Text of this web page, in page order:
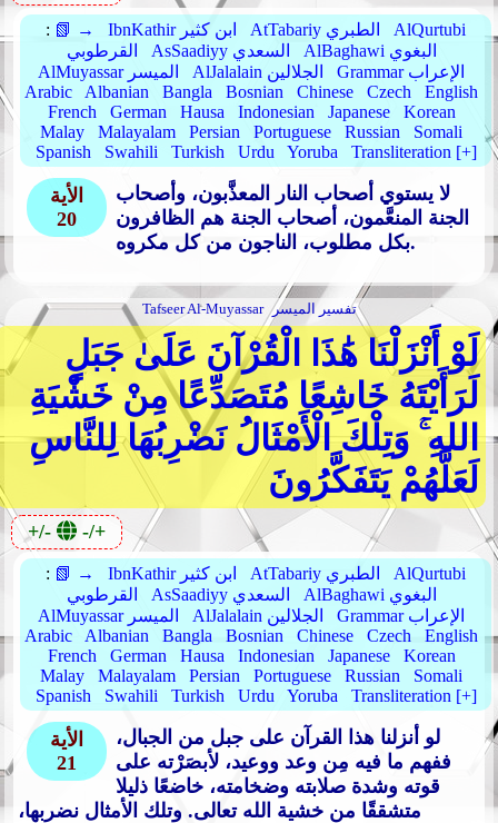
: 📗 → IbnKathir ابن كثير AtTabariy الطبري
AlQurtubi
القرطوبي
AsSaadiyy السعدي
AlBaghawi البغوي
AlMuyassar الميسر
AlJalalain الجلالين
Grammar الإعراب
Arabic
Albanian Bangla Bosnian Chinese Czech
English
French
German Hausa Indonesian Japanese
Korean
Malay
Malayalam Persian Portuguese Russian
Somali
Spanish
Swahili Turkish Urdu Yoruba Transliteration [+]
الأية
20
لا يستوي أصحاب النار المعذَّبون، وأصحاب
الجنة المنعَّمون، أصحاب الجنة هم الظافرون
بكل مطلوب، الناجون من كل مكروه.
Tafseer Al-Muyassar تفسير الميسر
لَوْ أَنْزَلْنَا هَٰذَا الْقُرْآنَ عَلَىٰ جَبَلٍ
لَرَأَيْتَهُ خَاشِعًا مُتَصَدِّعًا مِنْ خَشْيَةِ
اللهِ ۚ وَتِلْكَ الْأَمْثَالُ نَضْرِبُهَا لِلنَّاسِ
لَعَلَّهُمْ يَتَفَكَّرُونَ
+/- -/+
: 📗 → IbnKathir ابن كثير AtTabariy الطبري
AlQurtubi
القرطوبي
AsSaadiyy السعدي
AlBaghawi البغوي
AlMuyassar الميسر
AlJalalain الجلالين
Grammar الإعراب
Arabic
Albanian Bangla Bosnian Chinese Czech
English
French
German Hausa Indonesian Japanese
Korean
Malay
Malayalam Persian Portuguese Russian
Somali
Spanish
Swahili Turkish Urdu Yoruba Transliteration [+]
الأية
21
لو أنزلنا هذا القرآن على جبل من الجبال،
ففهم ما فيه مِن وعد ووعيد، لأبصَرْته على
قوته وشدة صلابته وضخامته، خاضعًا ذليلا
متشققًا من خشية الله تعالى. وتلك الأمثال نضربها،